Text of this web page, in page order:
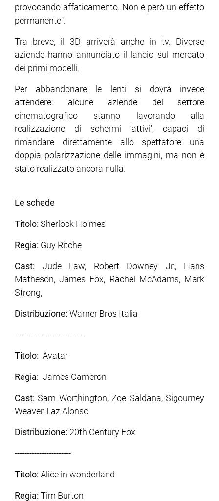
provocando affaticamento. Non è però un effetto
permanente".
Tra breve, il 3D arriverà anche in tv. Diverse
aziende hanno annunciato il lancio sul mercato
dei primi modelli.
Per abbandonare le lenti si dovrà invece
attendere: alcune aziende del settore
cinematografico stanno lavorando alla
realizzazione di schermi ‘attivi', capaci di
rimandare direttamente allo spettatore una
doppia polarizzazione delle immagini, ma non è
stato realizzato ancora nulla.
Le schede
Titolo: Sherlock Holmes
Regia: Guy Ritche
Cast: Jude Law, Robert Downey Jr., Hans
Matheson, James Fox, Rachel McAdams, Mark
Strong,
Distribuzione: Warner Bros Italia
-----------------------------
Titolo: Avatar
Regia: James Cameron
Cast:Sam Worthington, Zoe Saldana, Sigourney
Weaver, Laz Alonso
Distribuzione: 20th Century Fox
-----------------------
Titolo: Alice in wonderland
Regia: Tim Burton